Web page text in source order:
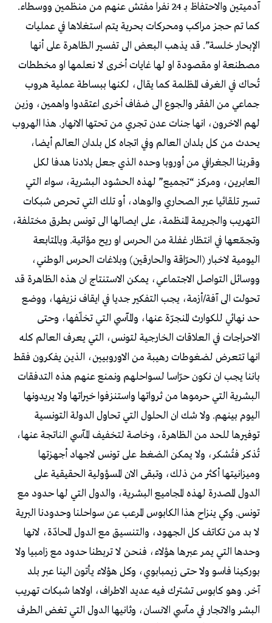
آدميتين والاحتفاظ بـ 24 نفرا مفتش عنهم من منظمين ووسطاء.
كما تم حجز مراكب ومحركات بحرية يتم استغلاها في عمليات
الإبحار خلسة”. قد يذهب البعض الى تفسير الظاهرة على أنها
مصطنعة او مقصودة او لها غايات أخرى لا نعلمها او مخططات
تُحاك في الغرف المظلمة كما يقال، لكنها ببساطة عملية هروب
جماعي من الفقر والجوع الى ضفاف أخرى اعتقدوا واهمين، وزين
لهم الاخرون، انها جنات عدن تجري من تحتها الانهار. هذا الهروب
يحدث من كل بلدان العالم وفي اتجاه كل بلدان العالم أيضا،
وقربنا الجغرافي من أوروبا وحده الذي جعل بلادنا هدفا لكل
العابرين، ومركز “تجميع” لهذه الحشود البشرية، سواء التي
تسير تلقائيا عبر الصحاري والوهاد، أو تلك التي تحرص شبكات
التهريب والجريمة المنظمة، على ايصالها الى تونس بطرق مختلفة،
وتجمّعها في انتظار غفلة من الحرس او ريح مؤاتية. وبالمتابعة
اليومية لاخبار (الحرّاقة والحارقين) وبلاغات الحرس الوطني،
ووسائل التواصل الاجتماعي، يمكن الاستنتاج ان هذه الظاهرة قد
تحولت الى آفة/أزمة، يجب التفكير جديا في ايقاف نزيفها، ووضع
حد نهائي للكوارث المنجرّة عنها، والمآسي التي تخلّفها، وحتى
الاحراجات في العلاقات الخارجية لتونس، التي يعرف العالم كله
انها تتعرض لضغوطات رهيبة من الاوروبيين، الذين يفكرون فقط
باننا يجب ان نكون حرّاسا لسواحلهم ونمنع عنهم هذه التدفقات
البشرية التي حرموها من ثرواتها واستنزفوا خيراتها ولا يريدونها
اليوم بينهم. ولا شك ان الحلول التي تحاول الدولة التونسية
توفيرها للحد من الظاهرة، وخاصة لتخفيف المآسي الناتجة عنها،
تُذكر فتُشكر، ولا يمكن الضغط على تونس لاجهاد أجهزتها
وميزانيتها أكثر من ذلك، وتبقى الان المسؤولية الحقيقية على
الدول المصدرة لهذه المجاميع البشرية، والدول التي لها حدود مع
تونس. وكي ينزاح هذا الكابوس المرعب عن سواحلنا وحدودنا البرية
لا بد من تكاتف كل الجهود، والتنسيق مع الدول المحادّة، لانها
وحدها التي يمر عبرها هؤلاء، فنحن لا تربطنا حدود مع زامبيا ولا
بوركينا فاسو ولا حتى زيمبابوي، وكل هؤلاء يأتون الينا عبر بلد
آخر. وهو كابوس تشترك فيه عديد الاطراف، اولاها شبكات تهريب
البشر والاتجار في مآسي الانسان، وثانيها الدول التي تغض الطرف